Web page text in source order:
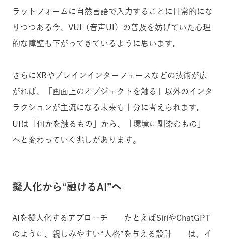
ラットフォームに自然言語で入力することに日常的にな
りつつある今、VUI（音声UI）の普及を妨げていた心理
的な障壁も下がってきているように思います。
さらにXRやブレインインターフェースなどの技術が広
がれば、「画面上のオブジェクトを触る」以外のインタ
ラクションが主流になる未来も十分に考えられます。
UIは「何かを触るもの」から、「環境に馴染むもの」
へと変わっていく兆しがあります。
擬人化から“融けるAI”へ
AIを擬人化するアプローチ──たとえばSiriやChatGPT
のように、親しみやすい“人格”を与える設計──は、イ